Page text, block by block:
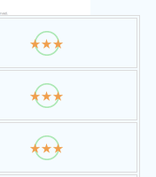
★★★
★★★
★★★